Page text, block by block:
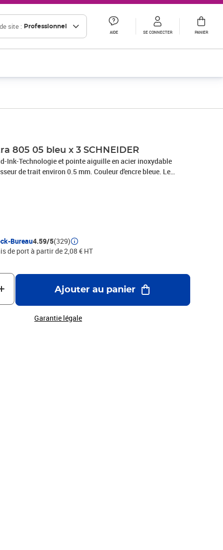
site : Professionnel
AIDE SE CONNECTER PANIER
805 05 bleu x 3 SCHNEIDER
Ink-Technologie et pointe aiguille en acier inoxydable
de trait environ 0.5 mm. Couleur d'encre bleue. Le
débit d'encre précis, du début à la fin sans taches, sans
cap-off peut rester ouvert pendant 2-3 jours sans sécher. Le
stable.
Bureau4.59/5(329)
de port à partir de 2,08 € HT
Ajouter au panier
Garantie légale